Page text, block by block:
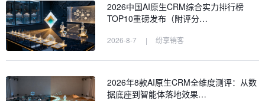
2026中国AI原生CRM综合实力排行榜
TOP10重磅发布（附评分…
2026-8-7 | 纷享销客
2026年8款AI原生CRM全维度测评：从数
据底座到智能体落地效果…